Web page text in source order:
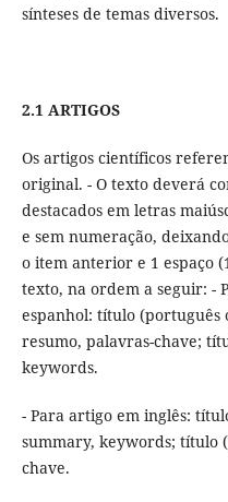
sínteses de temas diversos.
2.1 ARTIGOS
Os artigos científicos
original. - O texto deverá
destacados em letras
e sem numeração,
o item anterior e 1 espaço
texto, na ordem a seguir: -
espanhol: título (português
resumo, palavras-chave;
keywords.
- Para artigo em inglês:
summary, keywords; título
chave.